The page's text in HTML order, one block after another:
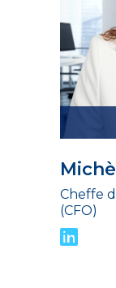
Cheffe
(CFO)